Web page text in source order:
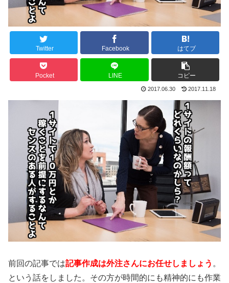
Twitter Facebook はてブ
Pocket LINE コピー
2017.06.30 2017.11.18
前回の記事では記事作成は外注さんにお任せしましょう 。
という話をしました。その方が時間的にも精神的にも作業